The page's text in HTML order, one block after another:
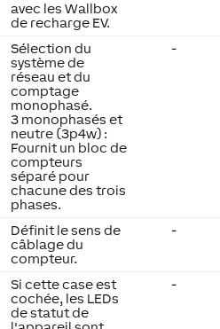
avec les Wallbox
de recharge EV.
Sélection du
système de
réseau et du
comptage
monophasé.
3 monophasés et
neutre (3p4w) :
Fournit un bloc de
compteurs
séparé pour
chacune des trois
phases.
-
Définit le sens de
câblage du
compteur.
-
Si cette case est
cochée, les LEDs
de statut de
-